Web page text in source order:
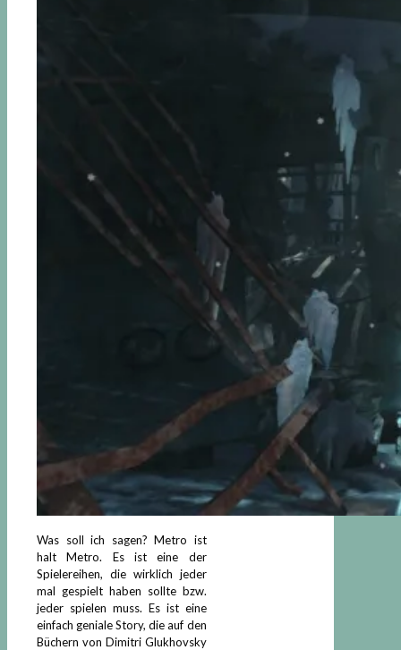
Was soll ich sagen? Metro ist
halt Metro. Es ist eine der
Spielereihen, die wirklich jeder
mal gespielt haben sollte bzw.
jeder spielen muss. Es ist eine
einfach geniale Story, die auf den
Büchern von Dimitri Glukhovsky